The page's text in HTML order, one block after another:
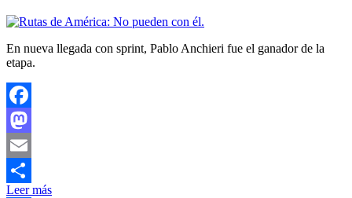
En nueva llegada con sprint, Pablo Anchieri fue el ganador de la
etapa.
Facebook
Mastodon
Email
Compartir
Leer más